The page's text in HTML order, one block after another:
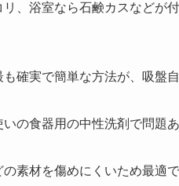
リ、浴室なら石鹸カスなどが
確実で簡単な方法が、吸盤
の食器用の中性洗剤で問題あ
素材を傷めにくいため最適で